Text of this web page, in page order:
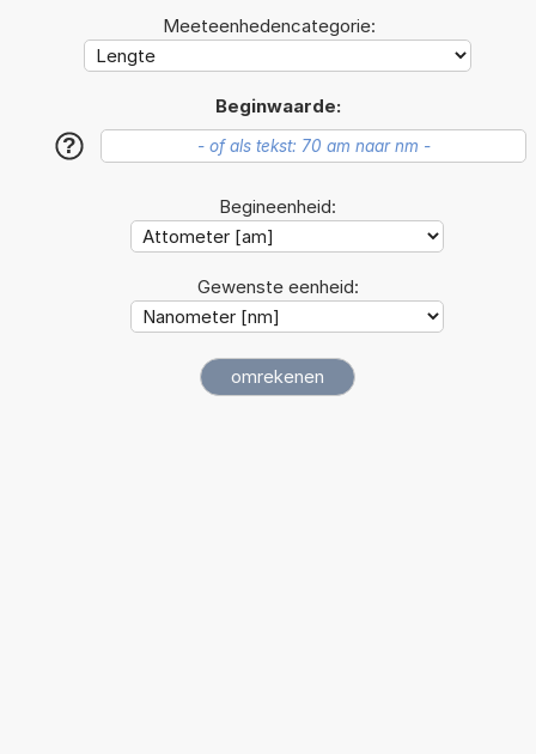
Meeteenhedencategorie:
Beginwaarde:
?
Begineenheid:
Gewenste eenheid: